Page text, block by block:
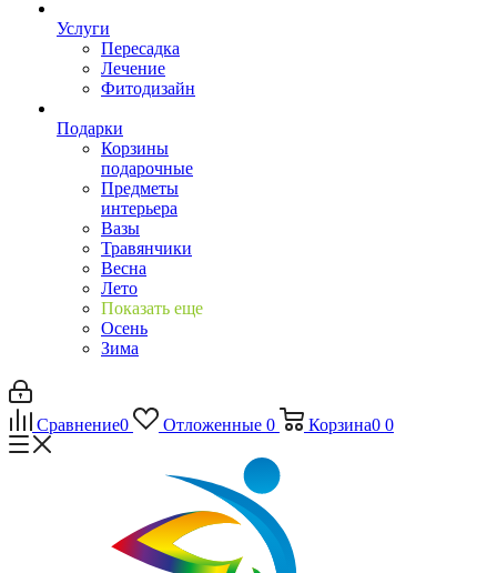
Услуги
Пересадка
Лечение
Фитодизайн
Подарки
Корзины
подарочные
Предметы
интерьера
Вазы
Травянчики
Весна
Лето
Показать еще
Осень
Зима
Сравнение0 Отложенные 0 Корзина0 0